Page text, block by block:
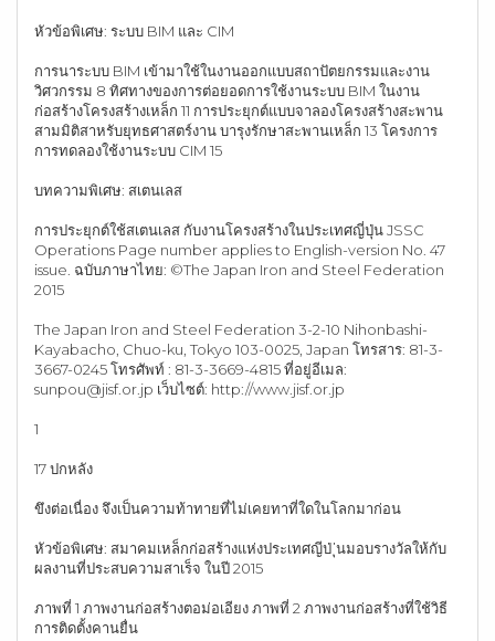
หัวข้อพิเศษ: ระบบ BIM และ CIM
การนาระบบ BIM เข้ามาใช้ในงานออกแบบสถาปัตยกรรมและงาน
วิศวกรรม 8 ทิศทางของการต่อยอดการใช้งานระบบ BIM ในงาน
ก่อสร้างโครงสร้างเหล็ก 11 การประยุกต์แบบจาลองโครงสร้างสะพาน
สามมิติสาหรับยุทธศาสตร์งาน บารุงรักษาสะพานเหล็ก 13 โครงการ
การทดลองใช้งานระบบ CIM 15
บทความพิเศษ: สเตนเลส
การประยุกต์ใช้สเตนเลส กับงานโครงสร้างในประเทศญี่ปุ่น JSSC
Operations Page number applies to English-version No. 47
issue. ฉบับภาษาไทย: ©The Japan Iron and Steel Federation
2015
The Japan Iron and Steel Federation 3-2-10 Nihonbashi-
Kayabacho, Chuo-ku, Tokyo 103-0025, Japan โทรสาร: 81-3-
3667-0245 โทรศัพท์ : 81-3-3669-4815 ที่อยู่อีเมล:
sunpou@jisf.or.jp เว็บไซต์: http://www.jisf.or.jp
1
17 ปกหลัง
ขึงต่อเนื่อง จึงเป็นความท้าทายที่ไม่เคยทาที่ใดในโลกมาก่อน
หัวข้อพิเศษ: สมาคมเหล็กก่อสร้างแห่งประเทศญีป่ ุ่นมอบรางวัลให้กับ
ผลงานที่ประสบความสาเร็จ ในปี 2015
ภาพที่ 1 ภาพงานก่อสร้างตอม่อเอียง ภาพที่ 2 ภาพงานก่อสร้างที่ใช้วิธี
การติดตั้งคานยื่น